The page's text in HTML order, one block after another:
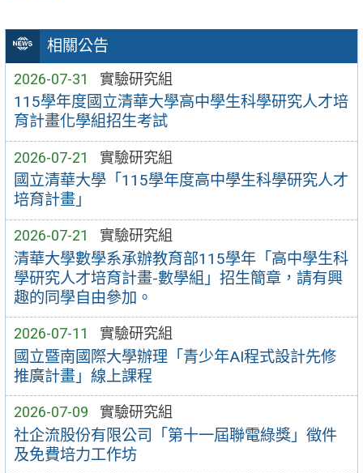
相關公告
2026-07-31 實驗研究組
115學年度國立清華大學高中學生科學研究人才培
育計畫化學組招生考試
2026-07-21 實驗研究組
國立清華大學「115學年度高中學生科學研究人才
培育計畫」
2026-07-21 實驗研究組
清華大學數學系承辦教育部115學年「高中學生科
學研究人才培育計畫-數學組」招生簡章，請有興
趣的同學自由參加。
2026-07-11 實驗研究組
國立暨南國際大學辦理「青少年AI程式設計先修
推廣計畫」線上課程
2026-07-09 實驗研究組
社企流股份有限公司「第十一屆聯電綠獎」徵件
及免費培力工作坊